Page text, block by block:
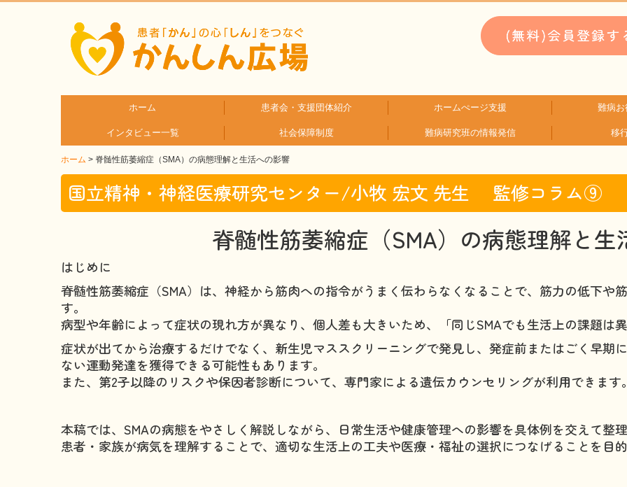
ホーム 患者会・支援団体紹介
疾患別検索
疾患分類検索
ホームぺージ支援
仮お申込み
支援中ホームページ一例
難病お
患
WEBメディ
文献に
子ども
生活に
就労に
お金に
難
インタビュー一覧
医療従事者へのインタビュー
患者さんとご家族へのインタビュー
社会保障制度 難病研究班の情報発信 移
ホーム 脊髄性筋萎縮症（SMA）の病態理解と生活への影響
国立精神・神経医療研究センター/小牧 宏文 先生 監修コラム⑨
脊髄性筋萎縮症（SMA） の病態理解と生
はじめに
脊髄性筋萎縮症（SMA）は、神経から筋肉への指令がうまく伝わらなくなることで、筋力の低下や
す。
病型や年齢によって症状の現れ方が異なり、個人差も大きいため、「同じSMAでも生活上の課題は
症状が出てから治療するだけでなく、新生児マススクリーニングで発見し、発症前またはごく早期
ない運動発達を獲得できる可能性もあります。
また、第2子以降のリスクや保因者診断について、専門家による遺伝カウンセリングが利用できます。
本稿では、SMAの病態をやさしく解説しながら、日常生活や健康管理への影響を具体例を交えて整理
患者・家族が病気を理解することで、適切な生活上の工夫や医療・福祉の選択につなげることを目的